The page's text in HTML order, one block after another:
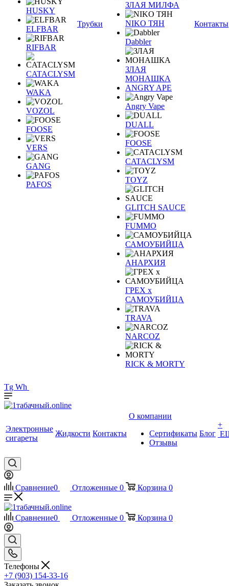
HUSKY
ELFBAR
RIFBAR
CATACLYSM
WAKA
VOZOL
FOOSE
VERS
GANG
PAFOS
Трубки
ЗЛАЯ МИЛФА
NIKO ТЯН
Dabbler
ЗЛАЯ
МОНАШКА
ANGRY APE
Angry Vape
DUALL
FOOSE
CATACLYSM
TOYZ
GLITCH SAUCE
FUMMO
САМОУБИЙЦА
АНАРХИЯ
ГРЕХ х
САМОУБИЙЦА
TRAVA
NARCOZ
RICK & MORTY
Контакты
Tg Wh
Электронные
сигареты
Жидкости Контакты
О компании
Сертификаты
Отзывы
Блог
+
Сравнение0 Отложенные 0 Корзина 0
Сравнение0 Отложенные 0 Корзина 0
Телефоны
+7 (903) 154-33-16